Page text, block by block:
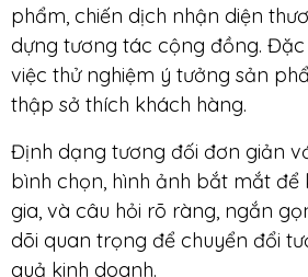
phẩm, chiến dịch nhận diện
dựng tương tác cộng đồng. Đặc
việc thử nghiệm ý tưởng sản
thập sở thích khách hàng.
Định dạng tương đối đơn giản
bình chọn, hình ảnh bắt mắt để
gia, và câu hỏi rõ ràng, ngắn
dõi quan trọng để chuyển đổi
quả kinh doanh.